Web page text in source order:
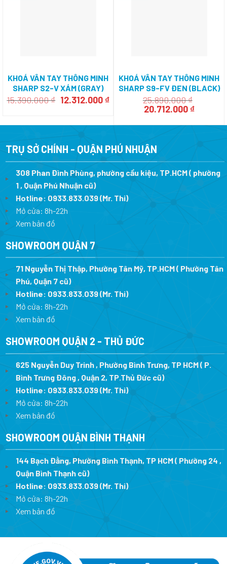
KHOÁ VÂN TAY THÔNG MINH
SHARP S2-V XÁM (GRAY)
15.390.000₫ Giá
15.390.000 ₫.
12.312.000 ₫Giá
là:
KHOÁ VÂN TAY THÔNG MINH
SHARP S9-FV ĐEN (BLACK)
25.890.000₫
Giá
là:
20.712.000 ₫Giá
tại
TRỤ SỞ CHÍNH - QUẬN PHÚ NHUẬN
308 Phan Đình Phùng, phường cầu kiệu, TP.HCM ( phường
1 , Quận Phú Nhuận cũ)
Hotline: 0933.833.039(Mr. Thi)
Mở cửa: 8h-22h
Xem bản đồ
SHOWROOM QUẬN 7
71 Nguyễn Thị Thập, Phường Tân Mỹ, TP.HCM ( Phường Tân
Phú, Quận 7 cũ)
Hotline: 0933.833.039(Mr. Thi)
Mở cửa: 8h-22h
Xem bản đồ
SHOWROOM QUẬN 2 - THỦ ĐỨC
625 Nguyễn Duy Trinh , Phường Bình Trưng, TP HCM ( P.
Bình Trưng Đông , Quận 2, TP.Thủ Đức cũ)
Hotline: 0933.833.039(Mr. Thi)
Mở cửa: 8h-22h
Xem bản đồ
SHOWROOM QUẬN BÌNH THẠNH
144 Bạch Đằng, Phường Bình Thạnh, TP HCM ( Phường 24 ,
Quận Bình Thạnh cũ)
Hotline: 0933.833.039(Mr. Thi)
Mở cửa: 8h-22h
Xem bản đồ